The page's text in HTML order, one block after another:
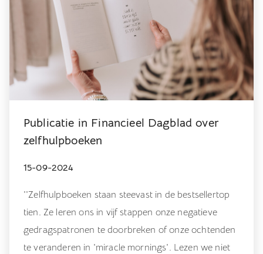
Publicatie in Financieel Dagblad over
zelfhulpboeken
15-09-2024
''Zelfhulpboeken staan steevast in de bestsellertop
tien. Ze leren ons in vijf stappen onze negatieve
gedragspatronen te doorbreken of onze ochtenden
te veranderen in 'miracle mornings'. Lezen we niet